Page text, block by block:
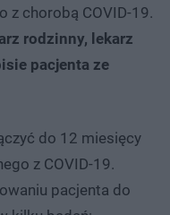
z chorobą COVID-19.
rodzinny, lekarz
pacjenta ze
do 12 miesięcy
z COVID-19.
pacjenta do